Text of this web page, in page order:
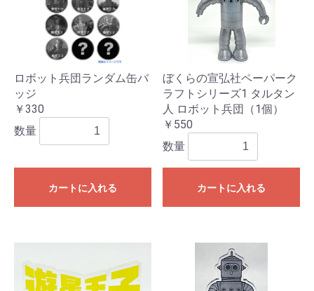
ロボット兵団ランダム缶バ
ッジ
￥330
数量
カートに入れる
ぼくらの宣弘社ペーパーク
ラフトシリーズ1 タルタン
人 ロボット兵団（1個）
￥550
数量
カートに入れる